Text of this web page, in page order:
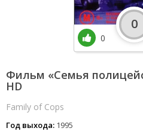
Фильм «Семья
HD
Family of Cops
Год выхода: 1995
0
0